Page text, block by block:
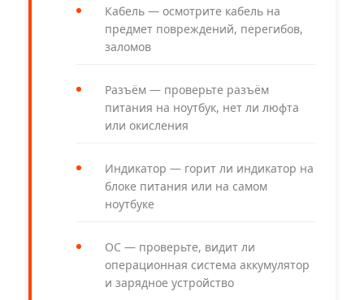
Кабель — осмотрите кабель на
предмет повреждений, перегибов,
заломов
Разъём — проверьте разъём
питания на ноутбук, нет ли люфта
или окисления
Индикатор — горит ли индикатор на
блоке питания или на самом
ноутбуке
ОС — проверьте, видит ли
операционная система аккумулятор
и зарядное устройство